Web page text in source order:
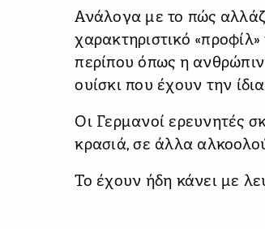
Ανάλογα με το πώς
χαρακτηριστικό
περίπου όπως η
ουίσκι που έχουν την
Οι Γερμανοί ερευνητές
κρασιά, σε άλλα
Το έχουν ήδη κάνει με